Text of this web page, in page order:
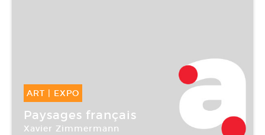
ART | EXPO
13 Mai -26 Juin 2004
Paysages français
Xavier Zimmermann